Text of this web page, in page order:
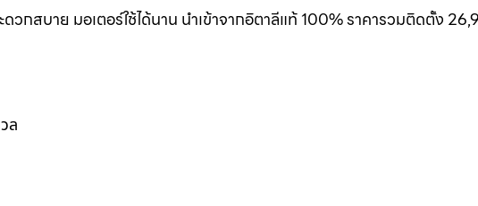
วกสบาย มอเตอร์ใช้ได้นาน นำเข้าจากอิตาลีแท้ 100% ราคารวมติดตั้ง
ล